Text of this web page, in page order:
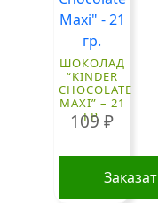
ШОКОЛАД
“KINDER
CHOCOLATE
MAXI” – 21
ГР.
109₽